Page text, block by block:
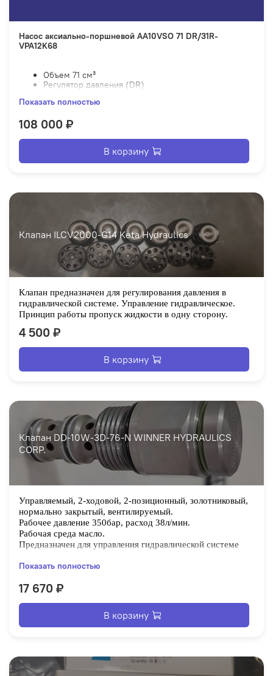
Насос аксиально-поршневой AA10VSO 71 DR/31R-
VPA12K68
Объем 71 см³
Регулятор давления (DR)
Номинальное давление – 280 бар
Показать полностью
108 000 ₽
В корзину
Клапан ILCV2000-G14 Keta Hydraulics
Клапан предназначен для регулирования давления в
гидравлической системе. Управление гидравлическое.
Принцип работы пропуск жидкости в одну сторону.
4 500 ₽
В корзину
Клапан DD-10W-3D-76-N WINNER HYDRAULICS
CORP.
Управляемый, 2-ходовой, 2-позиционный, золотниковый,
нормально закрытый, вентилируемый.
Рабочее давление 350бар, расход 38л/мин.
Рабочая среда масло.
Предназначен для управления гидравлической системе
Корпус металл, уплотнение техническая резина.
Показать полностью
17 670 ₽
В корзину